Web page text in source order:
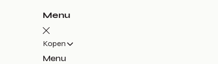
Menu
Kopen
Menu